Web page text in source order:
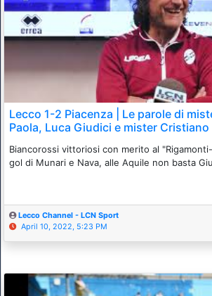
Lecco 1-2 Piacenza | Le parole di
Paola, Luca Giudici e mister Cristiano
Biancorossi vittoriosi con merito al
gol di Munari e Nava, alle Aquile non basta
Lecco Channel - LCN Sport
April 10, 2022, 5:23 PM